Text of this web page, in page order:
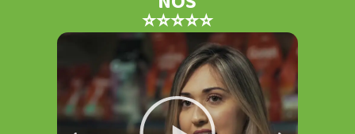
⭐⭐⭐⭐⭐
Reproduzir